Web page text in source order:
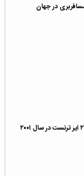
اختصاصی/ فرود اضطراری بی‌نقص پرواز ۲۳۶ ایر ترنست در سال ۲۰۰۱